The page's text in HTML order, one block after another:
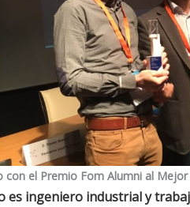
con el Premio Fom Alumni al
es ingeniero industrial y